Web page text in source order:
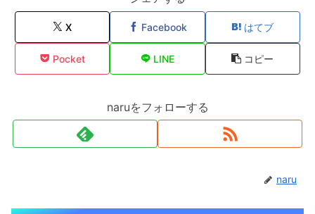
X Facebook はてブ
Pocket LINE コピー
naruをフォローする
naru